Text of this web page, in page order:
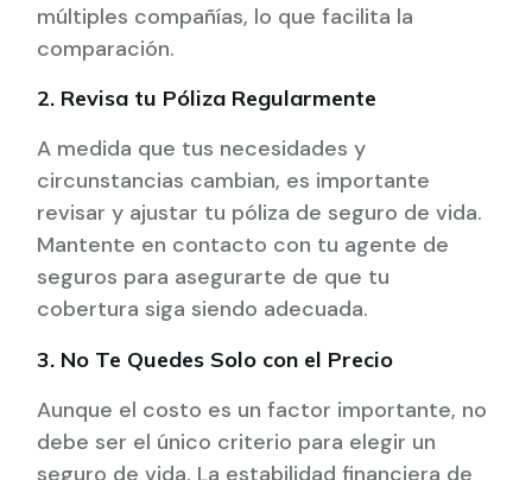
múltiples compañías, lo que facilita la
comparación.
2. Revisa tu Póliza Regularmente
A medida que tus necesidades y
circunstancias cambian, es importante
revisar y ajustar tu póliza de seguro de vida.
Mantente en contacto con tu agente de
seguros para asegurarte de que tu
cobertura siga siendo adecuada.
3. No Te Quedes Solo con el Precio
Aunque el costo es un factor importante, no
debe ser el único criterio para elegir un
seguro de vida. La estabilidad financiera de